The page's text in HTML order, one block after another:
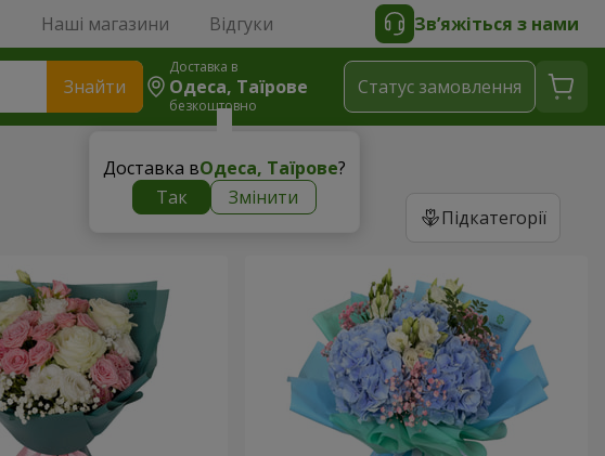
Наші магазини Відгуки Зв’яжіться з нами
Знайти
Доставка в
Одеса, Таїрове
безкоштовно
Доставка вОдеса, Таїрове?
Так
Змінити
Статус замовлення
Підкатегорії